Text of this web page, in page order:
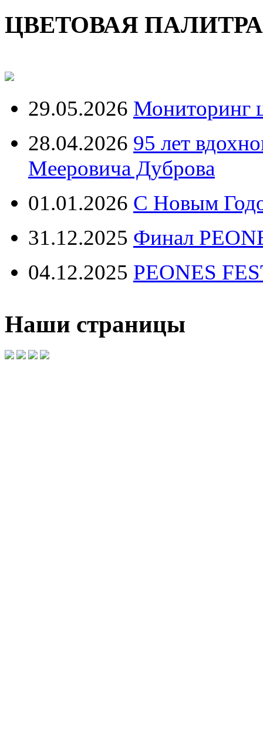
ЦВЕТОВАЯ
29.05.2026 Мониторинг
28.04.2026 95 лет
Мееровича Дуброва
01.01.2026 С Новым
31.12.2025 Финал
04.12.2025 PEONES
Наши страницы